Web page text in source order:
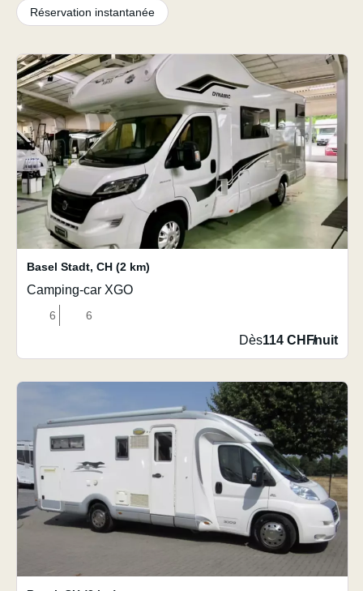
Réservation instantanée
Basel Stadt, CH (2 km)
Camping-car XGO
6 6
Dès114 CHF/nuit